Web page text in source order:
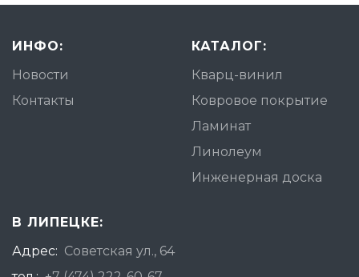
ИНФО:
Новости
Контакты
КАТАЛОГ:
Кварц-винил
Ковровое покрытие
Ламинат
Линолеум
Инженерная доска
В ЛИПЕЦКЕ:
Адрес: Советская ул., 64